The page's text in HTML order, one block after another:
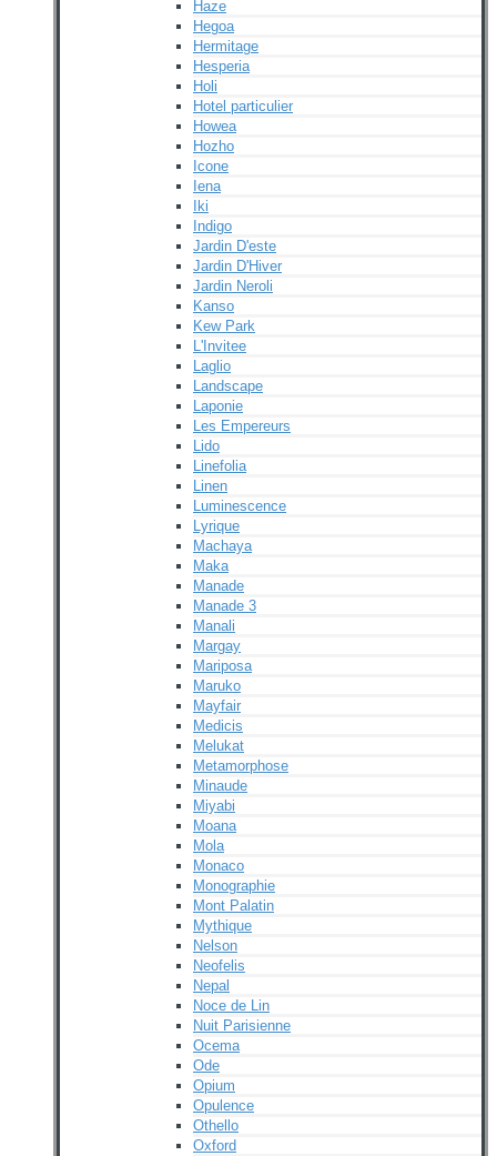
Haze
Hegoa
Hermitage
Hesperia
Holi
Hotel particulier
Howea
Hozho
Icone
Iena
Iki
Indigo
Jardin D'este
Jardin D'Hiver
Jardin Neroli
Kanso
Kew Park
L'Invitee
Laglio
Landscape
Laponie
Les Empereurs
Lido
Linefolia
Linen
Luminescence
Lyrique
Machaya
Maka
Manade
Manade 3
Manali
Margay
Mariposa
Maruko
Mayfair
Medicis
Melukat
Metamorphose
Minaude
Miyabi
Moana
Mola
Monaco
Monographie
Mont Palatin
Mythique
Nelson
Neofelis
Nepal
Noce de Lin
Nuit Parisienne
Ocema
Ode
Opium
Opulence
Othello
Oxford